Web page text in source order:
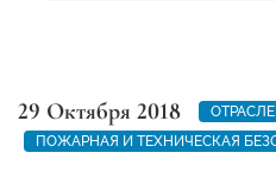
29 Октября 2018
ПОЖАРНАЯ И ТЕХНИЧЕСКАЯ